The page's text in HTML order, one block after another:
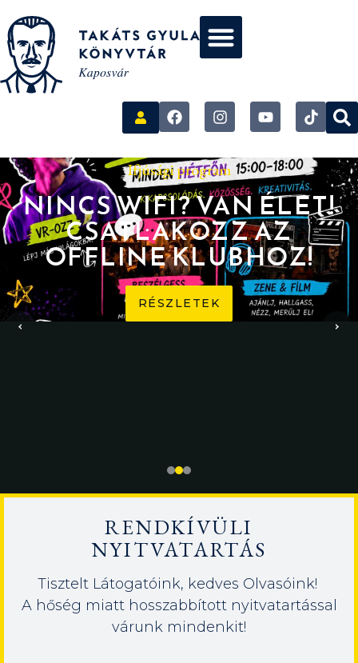
Ifjúsági program
NINCS WIFI? VAN ÉLET!
CSATLAKOZZ AZ
OFFLINE KLUBHOZ!
RÉSZLETEK
‹ ›
RENDKÍVÜLI
NYITVATARTÁS
Tisztelt Látogatóink, kedves Olvasóink!
A hőség miatt hosszabbított nyitvatartással
várunk mindenkit!